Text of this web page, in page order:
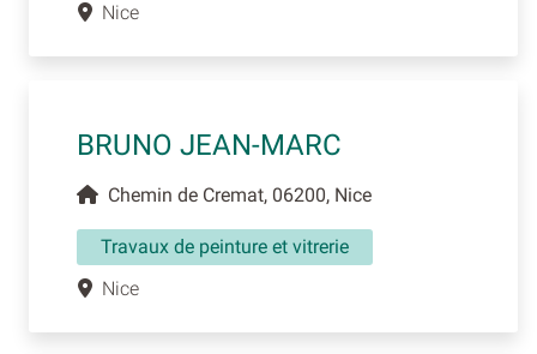
Nice
BRUNO JEAN-MARC
Chemin de Cremat, 06200, Nice
Travaux de peinture et vitrerie
Nice